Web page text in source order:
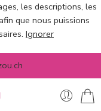
les descriptions, les
que nous puissions
Ignorer